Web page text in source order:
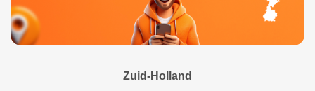
Zuid-Holland